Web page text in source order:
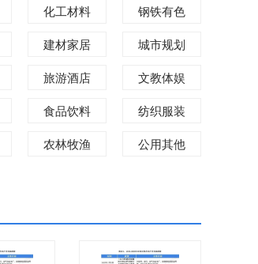
化工材料
钢铁有色
建材家居
城市规划
旅游酒店
文教体娱
食品饮料
纺织服装
农林牧渔 公用其他